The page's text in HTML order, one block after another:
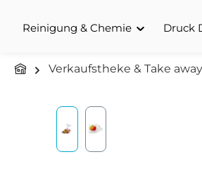
Reinigung & Chemie Druck
Verkaufstheke & Take away
Bildergalerie überspringen